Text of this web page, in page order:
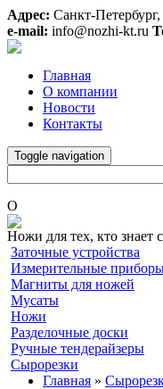
Адрес: Санкт-
e-mail: info@nozhi-kt.ru
Главная
О компании
Новости
Контакты
Toggle navigation
O
Ножи для тех, кто знает
Заточные устройства
Измерительные
Магниты для ножей
Мусаты
Ножи
Разделочные доски
Ручные тендерайзеры
Сырорезки
Главная »